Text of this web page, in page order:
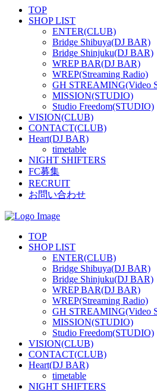
TOP
SHOP LIST
ENTER(CLUB)
Bridge Shibuya(DJ BAR)
Bridge Shinjuku(DJ BAR)
WREP BAR(DJ BAR)
WREP(Streaming Radio)
GH STREAMING(Video
MISSION(STUDIO)
Studio Freedom(STUDIO)
VISION(CLUB)
CONTACT(CLUB)
Heart(DJ BAR)
timetable
NIGHT SHIFTERS
FC募集
RECRUIT
お問い合わせ
TOP
SHOP LIST
ENTER(CLUB)
Bridge Shibuya(DJ BAR)
Bridge Shinjuku(DJ BAR)
WREP BAR(DJ BAR)
WREP(Streaming Radio)
GH STREAMING(Video
MISSION(STUDIO)
Studio Freedom(STUDIO)
VISION(CLUB)
CONTACT(CLUB)
Heart(DJ BAR)
timetable
NIGHT SHIFTERS